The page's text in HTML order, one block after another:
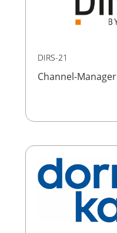
DIRS-21
Channel-Manager